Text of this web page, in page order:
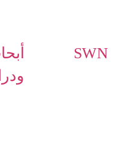
SWN